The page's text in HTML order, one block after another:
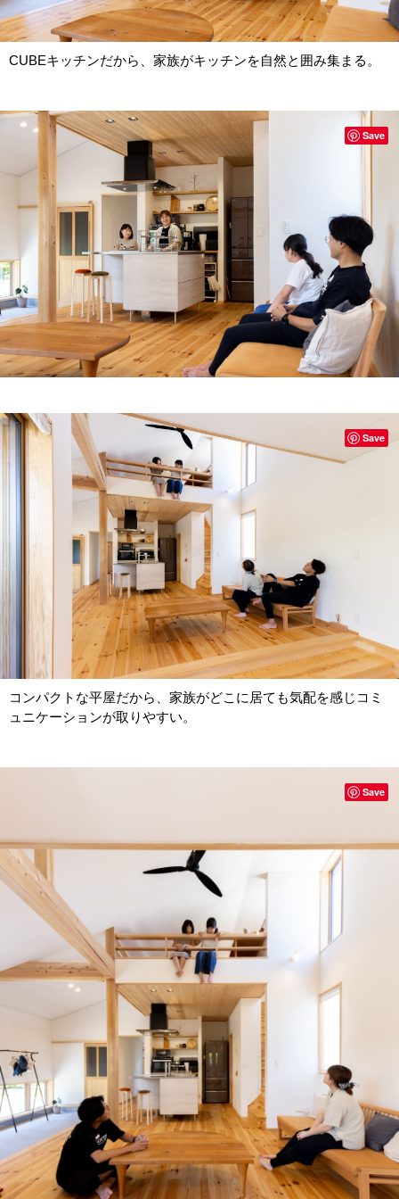
CUBEキッチンだから、家族がキッチンを自然と囲み集まる。
Save
コンパクトな平屋だから、家族がどこに居ても気配を感じコミ
ュニケーションが取りやすい。
Save
Save